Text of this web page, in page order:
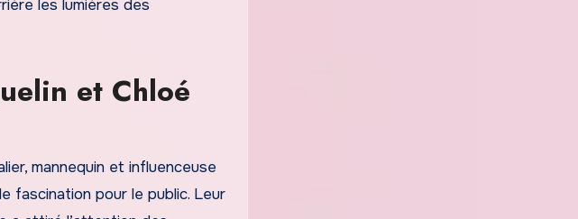
les lumières des
et Chloé
mannequin et influenceuse
fascination pour le public. Leur